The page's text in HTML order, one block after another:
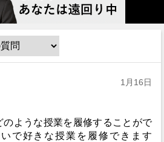
1月16日
のような授業を履修することがで
で好きな授業を履修できます